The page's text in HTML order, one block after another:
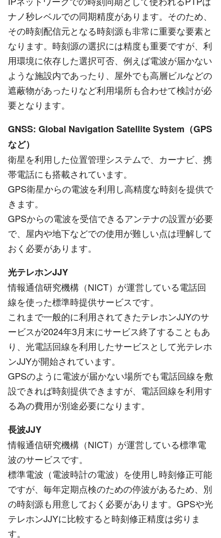
ナノ秒レベルでの同期精度があります。そのため、
その時刻配信元となる時刻源も非常に重要な要素と
なります。時刻源の選択には精度も重要ですが、利
用環境に依存した選択可否、例えば電波が届かない
ような施設内であったり、屋外でも高層ビルなどの
遮蔽物があったりなど利用場所も合わせて検討が必
要となります。
GNSS: Global Navigation Satellite System（GPS
など）
衛星を利用した位置管理システムで、カーナビ、携
帯電話にも搭載されています。
GPS衛星からの電波を利用し高精度な時刻を提供で
きます。
GPSからの電波を受信できるアンテナの設置が必要
で、屋内や地下などでの使用が難しい点は理解して
おく必要があります。
光テレホンJJY
情報通信研究機構（NICT）が運営している電話回
線を使った標準時提供サービスです。
これまで一般的に利用されてきたテレホンJJYのサ
ービスが2024年3月末にサービス終了することもあ
り、光電話回線を利用したサービスとして光テレホ
ンJJYが開始されています。
GPSのように電波が届かない場所でも電話回線を敷
設できれば時刻提供できますが、電話回線を利用す
る為の費用が別途必要になります。
長波JJY
情報通信研究機構（NICT）が運営している標準電
波のサービスです。
標準電波（電波時計の電波）を使用し時刻修正可能
ですが、毎年定期点検のための停波があるため、別
の時刻源も用意しておく必要があります。GPSや光
テレホンJJYに比較すると時刻修正精度は劣りま
す。